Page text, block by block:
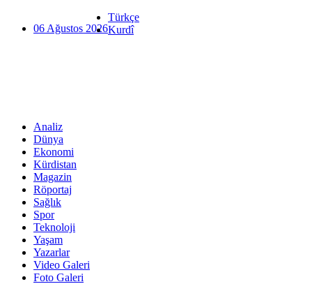
06 Ağustos 2026
Türkçe
Kurdî
Analiz
Dünya
Ekonomi
Kürdistan
Magazin
Röportaj
Sağlık
Spor
Teknoloji
Yaşam
Yazarlar
Video Galeri
Foto Galeri